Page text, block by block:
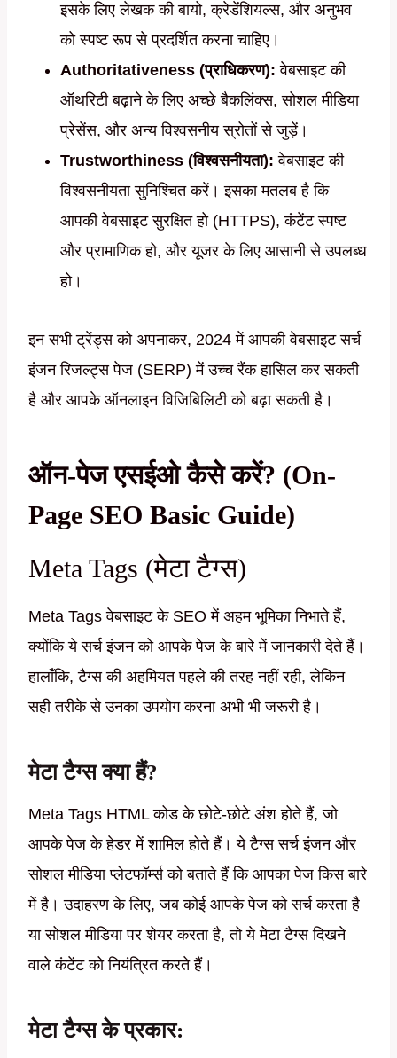
इसके लिए लेखक की बायो, क्रेडेंशियल्स, और अनुभव
को स्पष्ट रूप से प्रदर्शित करना चाहिए।
Authoritativeness (प्राधिकरण): वेबसाइट की
ऑथरिटी बढ़ाने के लिए अच्छे बैकलिंक्स, सोशल मीडिया
प्रेसेंस, और अन्य विश्वसनीय स्रोतों से जुड़ें।
Trustworthiness (विश्वसनीयता): वेबसाइट की
विश्वसनीयता सुनिश्चित करें। इसका मतलब है कि
आपकी वेबसाइट सुरक्षित हो (HTTPS), कंटेंट स्पष्ट
और प्रामाणिक हो, और यूजर के लिए आसानी से उपलब्ध
हो।
इन सभी ट्रेंड्स को अपनाकर, 2024 में आपकी वेबसाइट सर्च
इंजन रिजल्ट्स पेज (SERP) में उच्च रैंक हासिल कर सकती
है और आपके ऑनलाइन विजिबिलिटी को बढ़ा सकती है।
ऑन-पेज एसईओ कैसे करें? (On-
Page SEO Basic Guide)
Meta Tags (मेटा टैग्स)
Meta Tags वेबसाइट के SEO में अहम भूमिका निभाते हैं,
क्योंकि ये सर्च इंजन को आपके पेज के बारे में जानकारी देते हैं।
हालाँकि, टैग्स की अहमियत पहले की तरह नहीं रही, लेकिन
सही तरीके से उनका उपयोग करना अभी भी जरूरी है।
मेटा टैग्स क्या हैं?
Meta Tags HTML कोड के छोटे-छोटे अंश होते हैं, जो
आपके पेज के हेडर में शामिल होते हैं। ये टैग्स सर्च इंजन और
सोशल मीडिया प्लेटफॉर्म्स को बताते हैं कि आपका पेज किस बारे
में है। उदाहरण के लिए, जब कोई आपके पेज को सर्च करता है
या सोशल मीडिया पर शेयर करता है, तो ये मेटा टैग्स दिखने
वाले कंटेंट को नियंत्रित करते हैं।
मेटा टैग्स के प्रकार: